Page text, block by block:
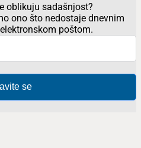
oblikuju sadašnjost?
ono što nedostaje dnevnim
poštom.
se